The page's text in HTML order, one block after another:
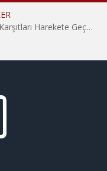
Hiroşima’nın 81. Yılında İtalyan Savaş Karşıtları Harekete Geçti: “Hatırlamak yeterli değil”